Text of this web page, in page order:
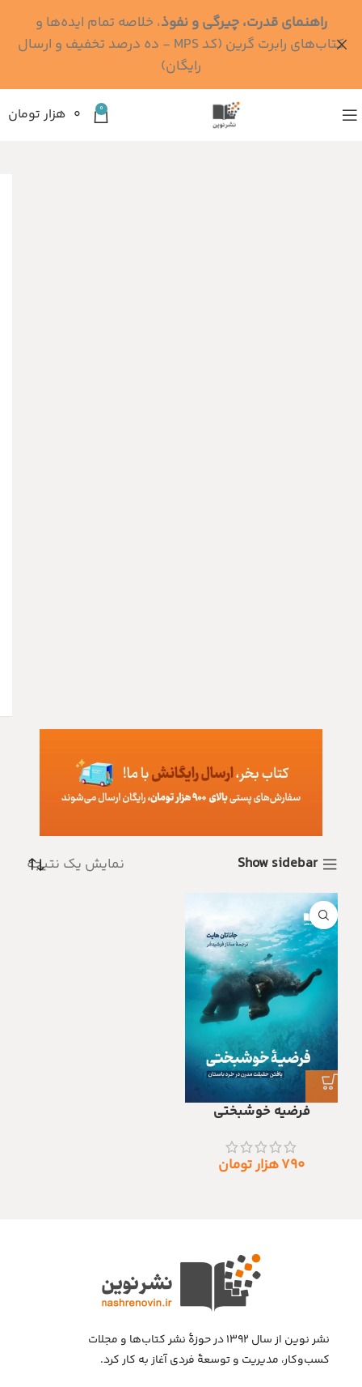
0 ۰ هزار تومان
Show sidebar نمایش یک نتیجه
فرضیه خوشبختی
۷۹۰هزار تومان
نشر نوین از سال ۱۳۹۲ در حوزهٔ نشر کتاب‌ها و مجلات
کسب‌وکار، مدیریت و توسعهٔ فردی آغاز به کار کرد.
راهنمای قدرت، چیرگی و نفوذ، خلاصه تمام ایده‌ها و
کتاب‌های رابرت گرین (کد MPS - ده درصد تخفیف و ارسال
رایگان)